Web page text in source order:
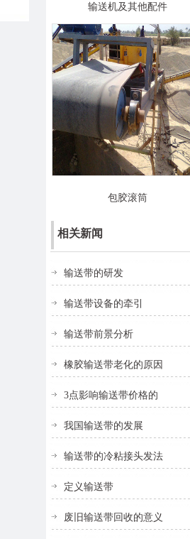
输送机及其他配件
包胶滚筒
相关新闻
输送带的研发
输送带设备的牵引
输送带前景分析
橡胶输送带老化的原因
3点影响输送带价格的
我国输送带的发展
输送带的冷粘接头发法
定义输送带
废旧输送带回收的意义